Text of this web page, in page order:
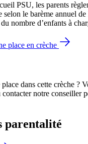
PSU, les parents
selon le barème annuel
nombre d’enfants à
place en crèche
dans cette crèche ?
notre conseiller
parentalité